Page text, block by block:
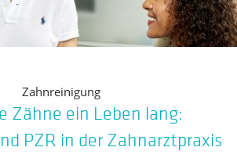
Zahnreinigung
Zähne ein Leben lang:
PZR in der Zahnarztpraxis